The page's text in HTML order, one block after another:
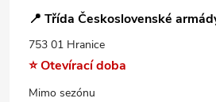
📍 Třída Československé
753 01 Hranice
⭐ Otevírací doba
Mimo sezónu